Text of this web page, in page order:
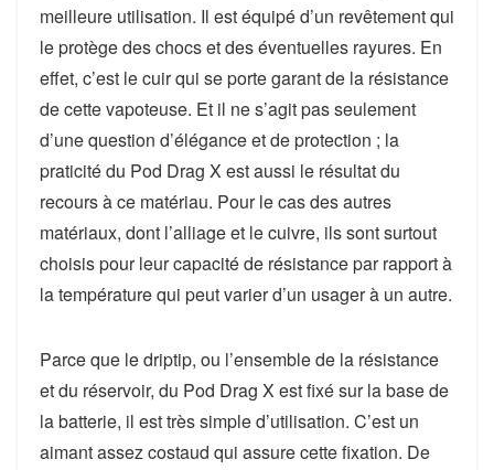
meilleure utilisation. Il est équipé d’un revêtement qui
le protège des chocs et des éventuelles rayures. En
effet, c’est le cuir qui se porte garant de la résistance
de cette vapoteuse. Et il ne s’agit pas seulement
d’une question d’élégance et de protection ; la
praticité du Pod Drag X est aussi le résultat du
recours à ce matériau. Pour le cas des autres
matériaux, dont l’alliage et le cuivre, ils sont surtout
choisis pour leur capacité de résistance par rapport à
la température qui peut varier d’un usager à un autre.
Parce que le driptip, ou l’ensemble de la résistance
et du réservoir, du Pod Drag X est fixé sur la base de
la batterie, il est très simple d’utilisation. C’est un
aimant assez costaud qui assure cette fixation. De